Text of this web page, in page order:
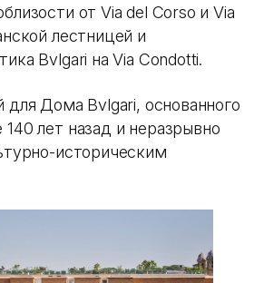
от Via del Corso и Via
лестницей и
Bvlgari на Via Condotti.
для Дома Bvlgari, основанного
лет назад и неразрывно
историческим